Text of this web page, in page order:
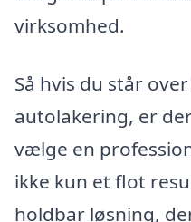
virksomhed.
Så hvis du står
autolakering, er
vælge en
ikke kun et flot
holdbar løsning,